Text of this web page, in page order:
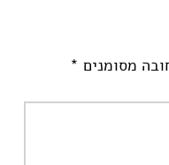
מסומנים *